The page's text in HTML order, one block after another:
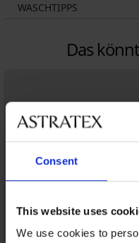
Consent
This website uses
We use cookies to
WASCHTIPPS
Das